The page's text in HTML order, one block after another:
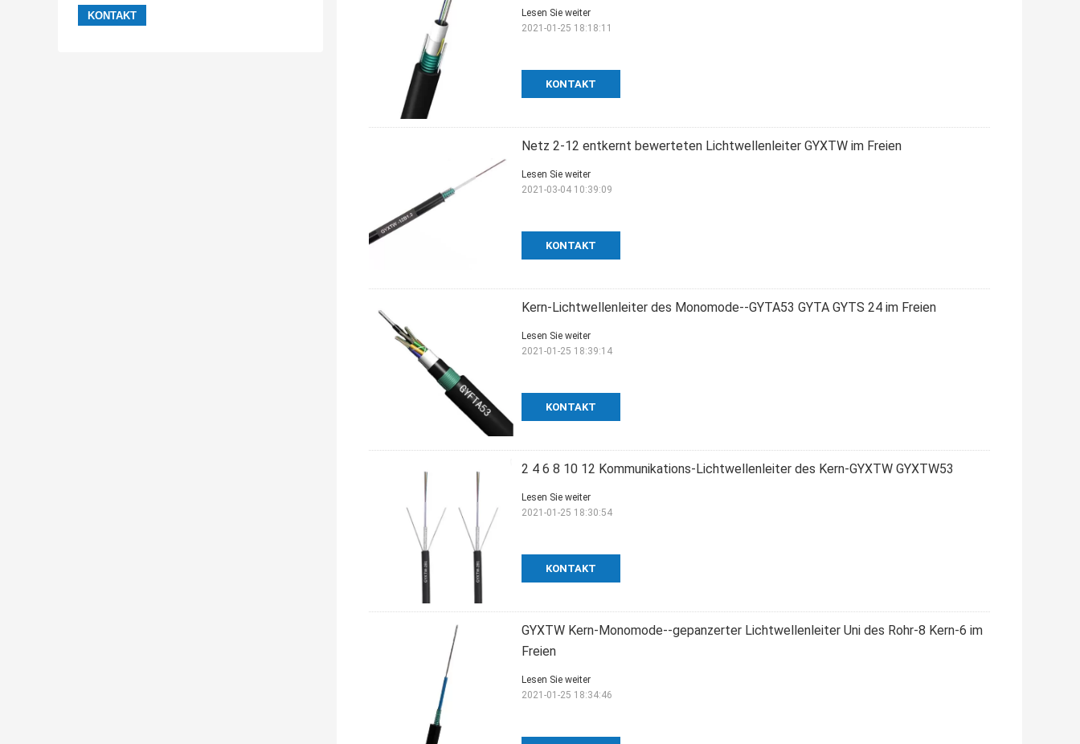
KONTAKT
Lesen Sie weiter
2021-01-25 18:18:11
Netz 2-12 entkernt bewerteten Lichtwellenleiter GYXTW im Freien
KONTAKT
Lesen Sie weiter
2021-03-04 10:39:09
Kern-Lichtwellenleiter des Monomode--GYTA53 GYTA GYTS 24 im Freien
KONTAKT
Lesen Sie weiter
2021-01-25 18:39:14
2 4 6 8 10 12 Kommunikations-Lichtwellenleiter des Kern-GYXTW GYXTW53
KONTAKT
Lesen Sie weiter
2021-01-25 18:30:54
GYXTW Kern-Monomode--gepanzerter Lichtwellenleiter Uni des Rohr-8 Kern-6 im
Freien
Lesen Sie weiter
2021-01-25 18:34:46